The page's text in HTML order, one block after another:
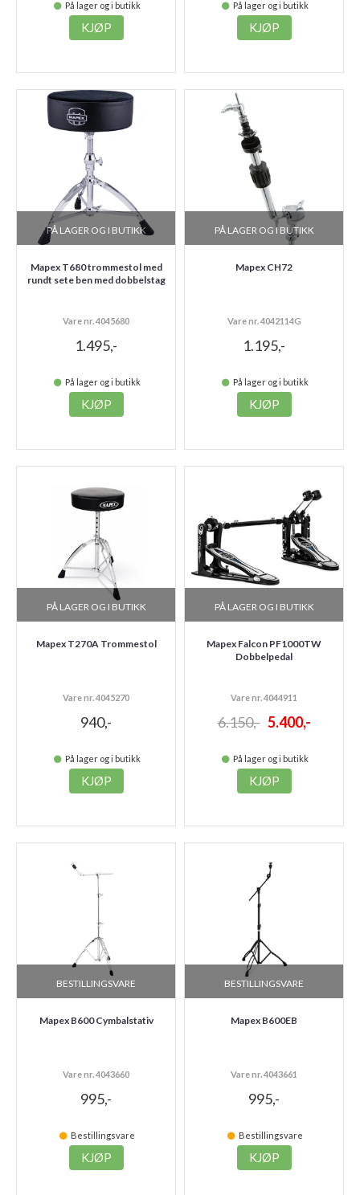
På lager og i butikk
KJØP
På lager og i butikk
KJØP
PÅ LAGER OG I BUTIKK
Mapex T680 trommestol med
rundt sete ben med dobbelstag
Vare nr. 4045680
1.495,-
På lager og i butikk
KJØP
PÅ LAGER OG I BUTIKK
Mapex CH72
Vare nr. 4042114G
1.195,-
På lager og i butikk
KJØP
PÅ LAGER OG I BUTIKK
Mapex T270A Trommestol
Vare nr. 4045270
940,-
På lager og i butikk
KJØP
PÅ LAGER OG I BUTIKK
Mapex Falcon PF1000TW
Dobbelpedal
Vare nr. 4044911
6.150,- 5.400,-
På lager og i butikk
KJØP
BESTILLINGSVARE
Mapex B600 Cymbalstativ
Vare nr. 4043660
995,-
Bestillingsvare
KJØP
BESTILLINGSVARE
Mapex B600EB
Vare nr. 4043661
995,-
Bestillingsvare
KJØP